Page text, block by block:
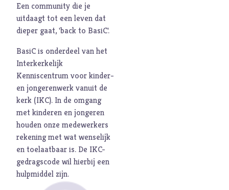
Een community die je
uitdaagt tot een leven dat
dieper gaat, 'back to BasiC'.
BasiC is onderdeel van het
Interkerkelijk
Kenniscentrum voor kinder-
en jongerenwerk vanuit de
kerk (IKC). In de omgang
met kinderen en jongeren
houden onze medewerkers
rekening met wat wenselijk
en toelaatbaar is. De IKC-
gedragscode wil hierbij een
hulpmiddel zijn.